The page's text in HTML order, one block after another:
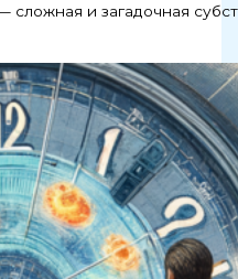
и загадочная